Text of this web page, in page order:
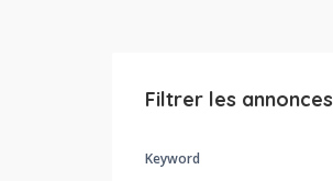
Filtrer les annonces
Keyword